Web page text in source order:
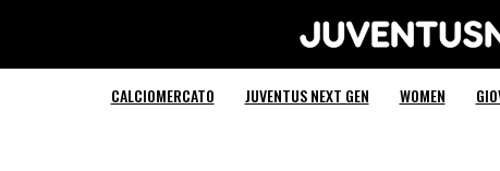
CALCIOMERCATO JUVENTUS NEXT GEN WOMEN